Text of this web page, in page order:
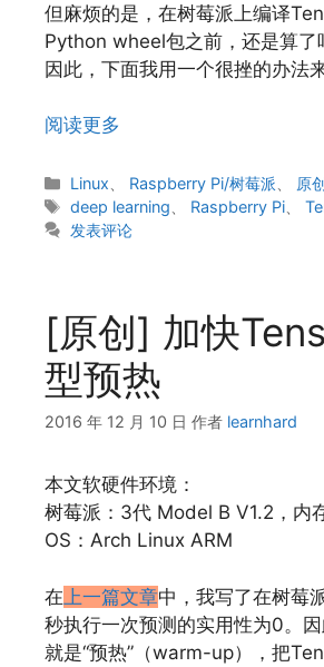
但麻烦的是，在树莓派上编译
Python wheel包之前，还是算了
因此，下面我用一个很挫的办法
阅读更多
分
类
Linux Raspberry Pi/树莓派
原
标
签
deep learning Raspberry Pi 、
发表评论
[原创] 加快
型预热
2016 年 12 月 10 日 作者 learnhard
本文软硬件环境：
树莓派：3代 Model B V1.2，内
OS：Arch Linux ARM
在 上一篇文章中，我写了在树莓
秒执行一次预测的实用性为0。
就是“预热”（warm-up），把